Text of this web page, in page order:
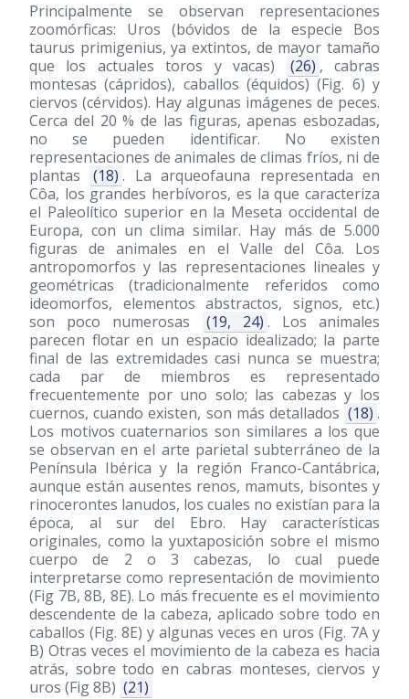
Principalmente se observan representaciones
zoomórficas: Uros (bóvidos de la especie Bos
taurus primigenius, ya extintos, de mayor tamaño
que los actuales toros y vacas)
(26) , cabras
montesas (cápridos), caballos (équidos) (Fig. 6) y
ciervos (cérvidos). Hay algunas imágenes de peces.
Cerca del 20 % de las figuras, apenas esbozadas,
no se pueden identificar. No existen
representaciones de animales de climas fríos, ni de
plantas
(18) . La arqueofauna representada en
Côa, los grandes herbívoros, es la que caracteriza
el Paleolítico superior en la Meseta occidental de
Europa, con un clima similar. Hay más de 5.000
figuras de animales en el Valle del Côa. Los
antropomorfos y las representaciones lineales y
geométricas (tradicionalmente referidos como
ideomorfos, elementos abstractos, signos, etc.)
son poco numerosas
(19, 24) . Los animales
parecen flotar en un espacio idealizado; la parte
final de las extremidades casi nunca se muestra;
cada par de miembros es representado
frecuentemente por uno solo; las cabezas y los
cuernos, cuando existen, son más detallados (18) .
Los motivos cuaternarios son similares a los que
se observan en el arte parietal subterráneo de la
Península Ibérica y la región Franco-Cantábrica,
aunque están ausentes renos, mamuts, bisontes y
rinocerontes lanudos, los cuales no existían para la
época, al sur del Ebro. Hay características
originales, como la yuxtaposición sobre el mismo
cuerpo de 2 o 3 cabezas, lo cual puede
interpretarse como representación de movimiento
(Fig 7B, 8B, 8E). Lo más frecuente es el movimiento
descendente de la cabeza, aplicado sobre todo en
caballos (Fig. 8E) y algunas veces en uros (Fig. 7A y
B) Otras veces el movimiento de la cabeza es hacia
atrás, sobre todo en cabras monteses, ciervos y
uros (Fig 8B) (21)